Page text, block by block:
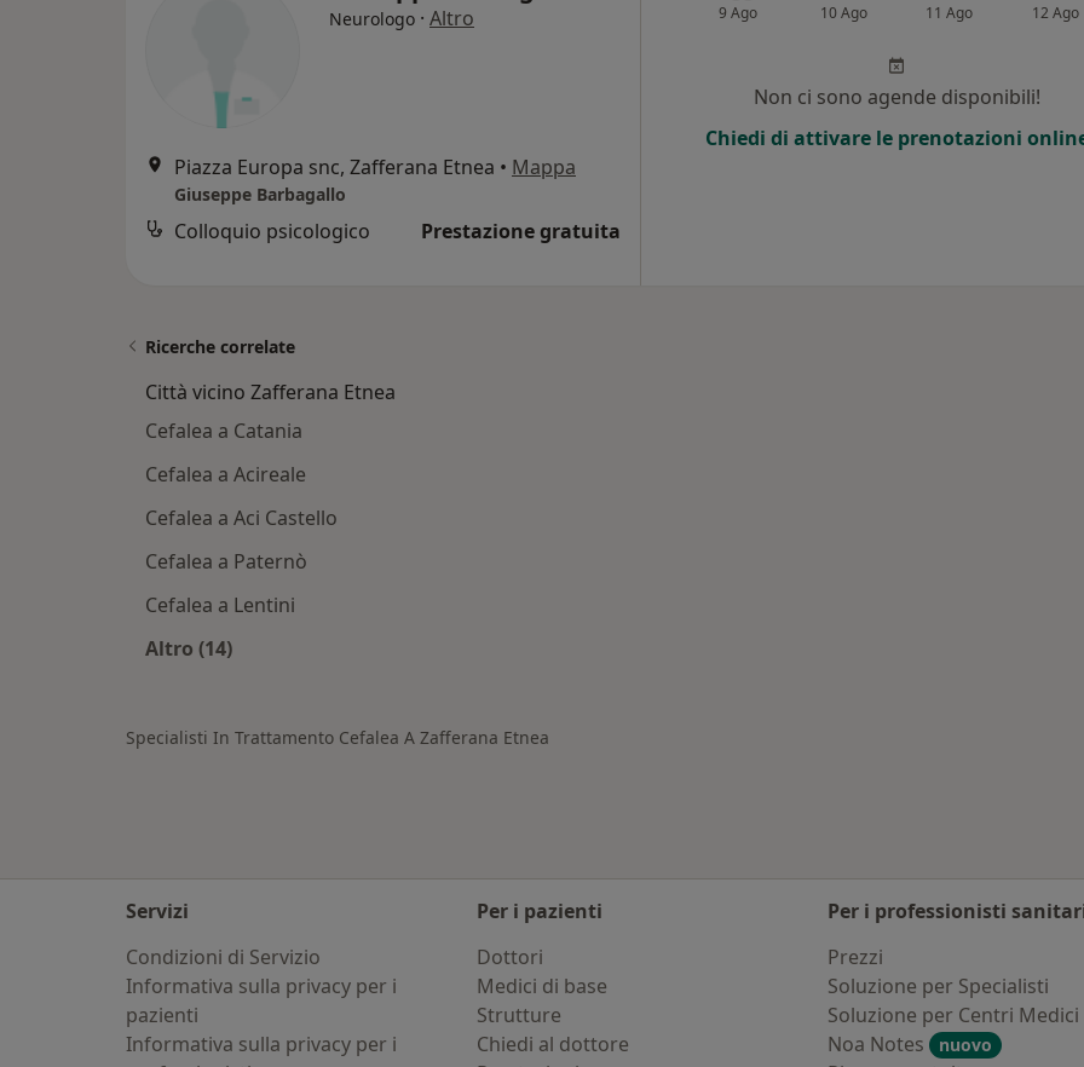
Neurologo · Altro
Piazza Europa snc, Zafferana Etnea • Mappa
Giuseppe Barbagallo
Colloquio psicologico Prestazione gratuita
9 Ago 10 Ago 11 Ago 12 Ago
Non ci sono agende disponibili!
Chiedi di attivare le prenotazioni
Ricerche correlate
Città vicino Zafferana Etnea
Cefalea a Catania
Cefalea a Acireale
Cefalea a Aci Castello
Cefalea a Paternò
Cefalea a Lentini
Altro (14)
Specialisti In Trattamento Cefalea A Zafferana Etnea
Servizi
Condizioni di Servizio
Informativa sulla privacy per i
pazienti
Informativa sulla privacy per i
Per i pazienti
Dottori
Medici di base
Strutture
Chiedi al dottore
Per i professionisti
Prezzi
Soluzione per Specialisti
Soluzione per Centri Medici
Noa Notes
nuovo